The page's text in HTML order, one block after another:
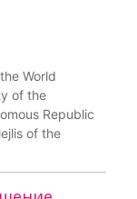
World
of the
Republic
of the